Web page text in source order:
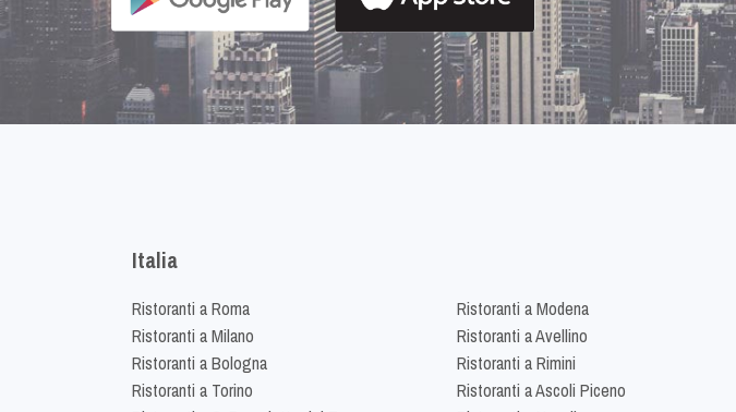
Italia
Ristoranti a Roma
Ristoranti a Milano
Ristoranti a Bologna
Ristoranti a Torino
Ristoranti a Modena
Ristoranti a Avellino
Ristoranti a Rimini
Ristoranti a Ascoli Piceno